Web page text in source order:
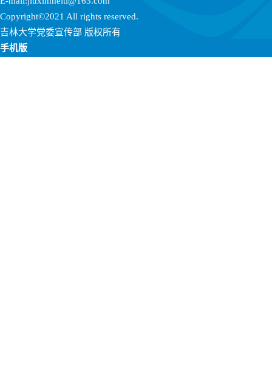
Copyright©2021 All rights reserved.
吉林大学党委宣传部 版权所有
手机版